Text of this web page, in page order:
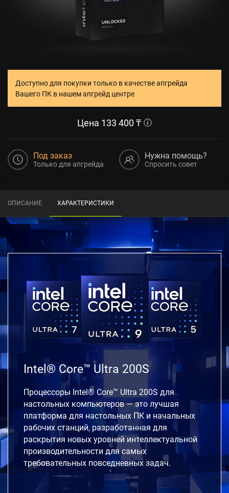
Доступно для покупки только в качестве апгрейда
Вашего ПК в нашем апгрейд центре
Цена 133 400 ₸
Под заказ
Только для апгрейда
Нужна помощь?
Спросить совет
ОПИСАНИЕ ХАРАКТЕРИСТИКИ
Intel® Core™ Ultra 200S
Процессоры Intel® Core™ Ultra 200S для
настольных компьютеров — это лучшая
платформа для настольных ПК и начальных
рабочих станций, разработанная для
раскрытия новых уровней интеллектуальной
производительности для самых
требовательных повседневных задач.